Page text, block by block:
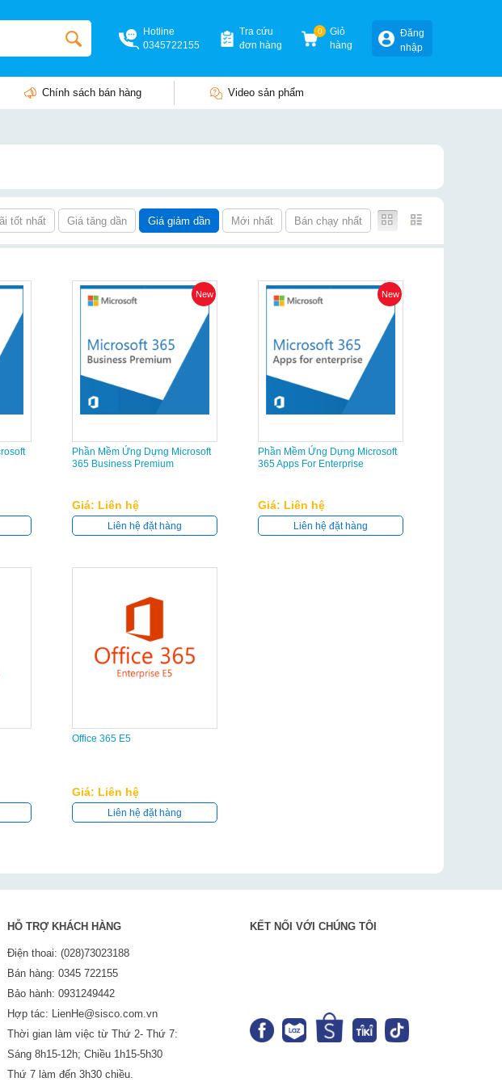
Hotline
0345722155
Tra cứu
đơn hàng
0
Giỏ
hàng
Đăng
nhập
Chính sách bán hàng Video sản phẩm
tốt nhất Giá tăng dần Giá giảm dần Mới nhất Bán chạy nhất
New
Phần Mềm Ứng Dựng Microsoft
365 Business Premium
Giá: Liên hệ
Liên hệ đặt hàng
New
Phần Mềm Ứng Dựng Microsoft
365 Apps For Enterprise
Giá: Liên hệ
Liên hệ đặt hàng
Office 365 E5
Giá: Liên hệ
Liên hệ đặt hàng
HỖ TRỢ KHÁCH HÀNG
Điện thoai: (028)73023188
Bán hàng: 0345 722155
Bảo hành: 0931249442
Hợp tác: LienHe@sisco.com.vn
Thời gian làm việc từ Thứ 2- Thứ 7:
Sáng 8h15-12h; Chiều 1h15-5h30
Thứ 7 làm đến 3h30 chiều.
KẾT NỐI VỚI CHÚNG TÔI